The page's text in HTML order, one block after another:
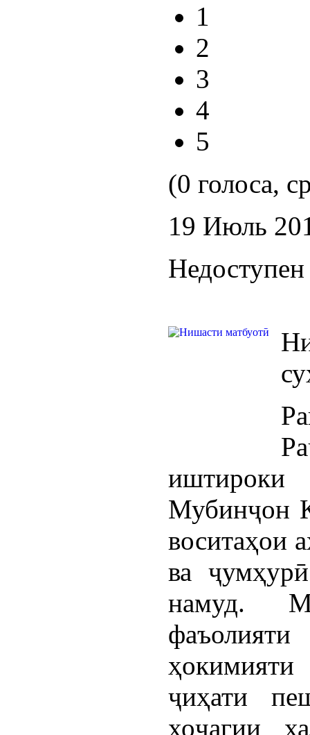
1
2
3
4
5
(0 голоса,
19 Июль
иштироки
Мубинҷон
воситаҳои
ва
намуд.
ҷиҳати
хоҷагии